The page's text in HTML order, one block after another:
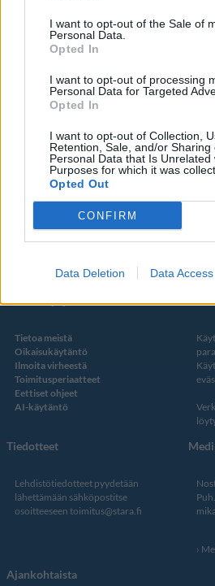
I want to opt-out of the Sale of
Personal Data.
Opted In
I want to opt-out of processing
Personal Data for Targeted
Opted In
I want to opt-out of Collection,
Retention, Sale, and/or Sharing
Personal Data that Is Unrelated
Purposes for which it was
Opted Out
CONFIRM
Data Deletion Data Access
Lifestyle
Matkailu
Digi
Some
YouTube
Facebook
Twitter
Kustantaja ja toimitus
Tietoa meistä
Oikaisukäytäntö
Ilmoita virheestä
Toimitusperiaatteet
Eettiset ohjeet
AI-käytäntö
Tiedotteet
Lehdistötiedotteet pyydetään
lähettämään sähköpostitse
osoitteeseen toimitus@stara.fi
Ajankohtaista